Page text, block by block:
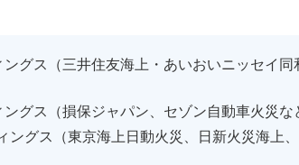
グス（三井住友海上・あいおいニッセイ同
グス（損保ジャパン、セゾン自動車火災な
ングス（東京海上日動火災、日新火災海上